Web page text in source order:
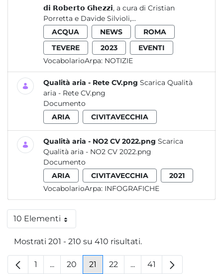
𝗱𝗶 𝗥𝗼𝗯𝗲𝗿𝘁𝗼 𝗚𝗵𝗲𝘇𝘇𝗶, a cura di Cristian
Porretta e Davide Silvioli,...
ACQUA
NEWS
ROMA
TEVERE
2023
EVENTI
VocabolarioArpa: NOTIZIE
Qualità aria - Rete CV.png Scarica Qualità
aria - Rete CV.png
Documento
ARIA
CIVITAVECCHIA
Qualità aria - NO2 CV 2022.png Scarica
Qualità aria - NO2 CV 2022.png
Documento
ARIA
CIVITAVECCHIA
2021
VocabolarioArpa: INFOGRAFICHE
10 ElementiPer pagina
Mostrati 201 - 210 su 410 risultati.
Pagina
1 ...Pagine intermedie
Pagina
20 Pagina
21 Pagina
22 ...Pagine intermedie
Pagina
41